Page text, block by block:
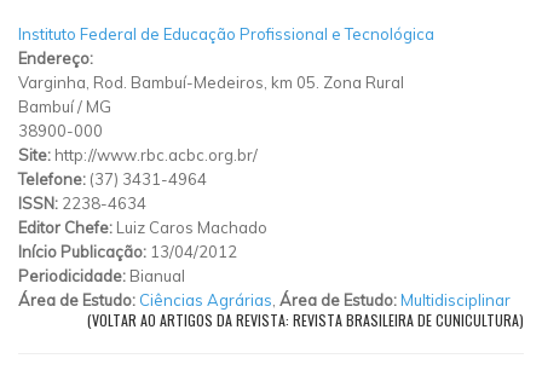
Instituto Federal de Educação Profissional e Tecnológica
Endereço:
Varginha, Rod. Bambuí-Medeiros, km 05. Zona Rural
Bambuí/ MG
38900-000
Site: http://www.rbc.acbc.org.br/
Telefone: (37) 3431-4964
ISSN: 2238-4634
Editor Chefe: Luiz Caros Machado
Início Publicação: 13/04/2012
Periodicidade: Bianual
Área de Estudo: Ciências Agrárias Área de Estudo:Multidisciplinar
(VOLTAR AO ARTIGOS DA REVISTA: REVISTA BRASILEIRA DE CUNICULTURA)